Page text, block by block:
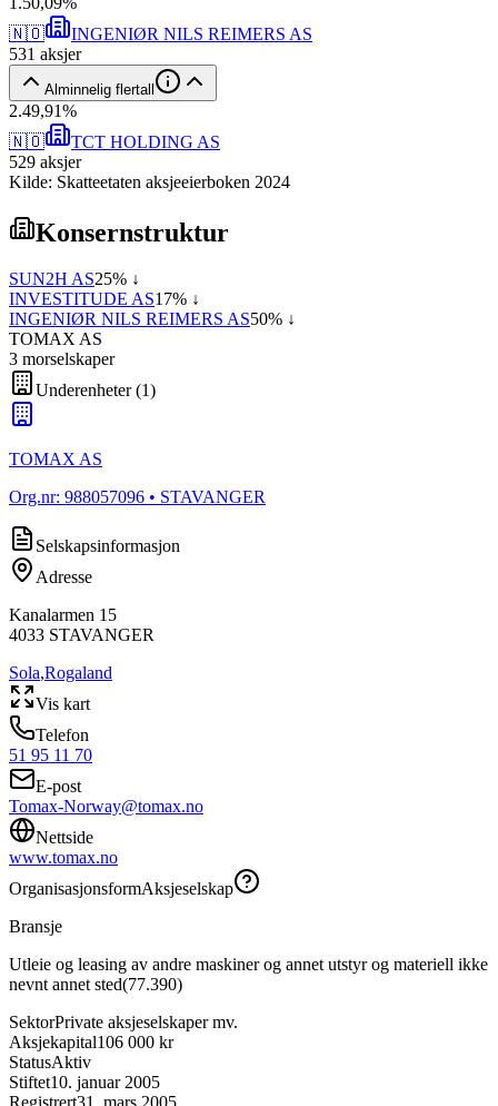
🇳🇴
INGENIØR NILS REIMERS AS
531 aksjer
Alminnelig flertall
2.49,91%
🇳🇴
TCT HOLDING AS
529 aksjer
Kilde: Skatteetaten aksjeeierboken 2024
Konsernstruktur
SUN2H AS25% ↓
INVESTITUDE AS17% ↓
INGENIØR NILS REIMERS AS50% ↓
TOMAX AS
3 morselskaper
Underenheter(1)
TOMAX AS
Org.nr: 988057096 • STAVANGER
Selskapsinformasjon
Adresse
Kanalarmen 15
4033 STAVANGER
Sola,Rogaland
Vis kart
Telefon
51 95 11 70
E-post
Tomax-Norway@tomax.no
Nettside
www.tomax.no
OrganisasjonsformAksjeselskap
Bransje
Utleie og leasing av andre maskiner og annet utstyr og materiell ikke
nevnt annet sted(77.390)
SektorPrivate aksjeselskaper mv.
Aksjekapital106 000 kr
StatusAktiv
Stiftet10. januar 2005